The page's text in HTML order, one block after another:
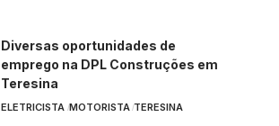
Diversas oportunidades de
emprego na DPL Construções em
Teresina
ELETRICISTA MOTORISTA TERESINA